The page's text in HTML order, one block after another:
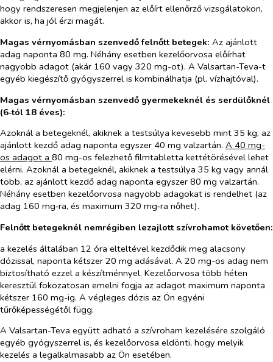
hogy rendszeresen megjelenjen az előírt ellenőrző vizsgálatokon,
akkor is, ha jól érzi magát.
Magas vérnyomásban szenvedő felnőtt betegek: Az ajánlott
adag naponta 80 mg. Néhány esetben kezelőorvosa előírhat
nagyobb adagot (akár 160 vagy 320 mg-ot). A Valsartan-Teva-t
egyéb kiegészítő gyógyszerrel is kombinálhatja (pl. vízhajtóval).
Magas vérnyomásban szenvedő gyermekeknél és serdülőknél
(6‑tól 18 éves):
Azoknál a betegeknél, akiknek a testsúlya kevesebb mint 35 kg, az
ajánlott kezdő adag naponta egyszer 40 mg valzartán. A 40 mg-
os adagot a 80 mg-os felezhető filmtabletta kettétörésével lehet
elérni. Azoknál a betegeknél, akiknek a testsúlya 35 kg vagy annál
több, az ajánlott kezdő adag naponta egyszer 80 mg valzartán.
Néhány esetben kezelőorvosa nagyobb adagokat is rendelhet (az
adag 160 mg‑ra, és maximum 320 mg‑ra nőhet).
Felnőtt betegeknél nemrégiben lezajlott szívrohamot követően:
a kezelés általában 12 óra elteltével kezdődik meg alacsony
dózissal, naponta kétszer 20 mg adásával. A 20 mg-os adag nem
biztosítható ezzel a készítménnyel. Kezelőorvosa több héten
keresztül fokozatosan emelni fogja az adagot maximum naponta
kétszer 160 mg-ig. A végleges dózis az Ön egyéni
tűrőképességétől függ.
A Valsartan-Teva együtt adható a szívroham kezelésére szolgáló
egyéb gyógyszerrel is, és kezelőorvosa eldönti, hogy melyik
kezelés a legalkalmasabb az Ön esetében.